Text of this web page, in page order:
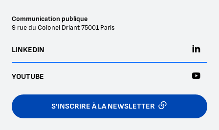
Communication publique
9 rue du Colonel Driant75001 Paris
S’INSCRIRE À LA NEWSLETTER
LINKEDIN
YOUTUBE